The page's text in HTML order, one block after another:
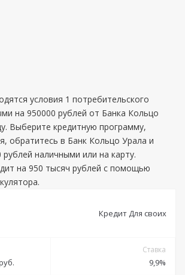
условия 1 потребительского
на 950000 рублей от Банка Кольцо
Выберите кредитную программу,
обратитесь в Банк Кольцо Урала и
рублей наличными или на карту.
на 950 тысяч рублей с помощью
Кредит Для своих
Ставка
9,9%